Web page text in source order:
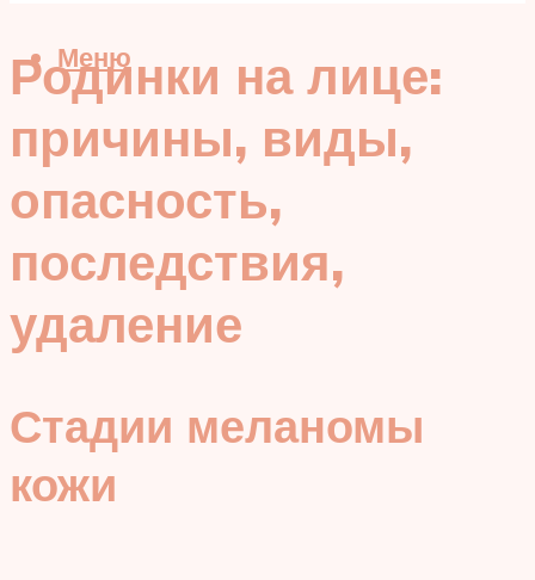
Меню
Родинки на лице:
причины, виды,
опасность,
последствия,
удаление
Стадии меланомы
кожи